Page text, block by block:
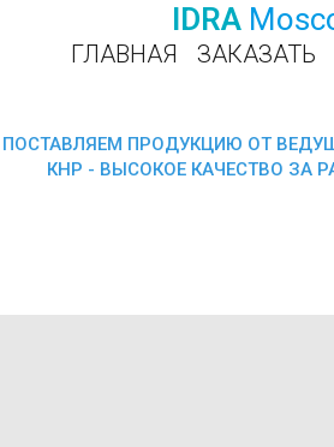
IDRA
ГЛАВНАЯ ЗАКАЗАТЬ
ПОСТАВЛЯЕМ ПРОДУКЦИЮ ОТ
КНР - ВЫСОКОЕ КАЧЕСТВО ЗА